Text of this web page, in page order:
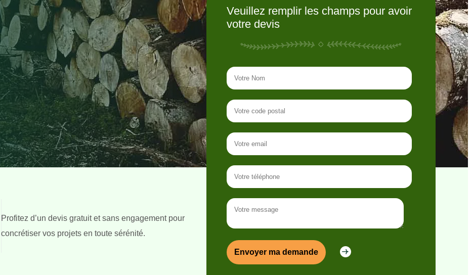
Profitez d’un devis gratuit et sans engagement pour
concrétiser vos projets en toute sérénité.
Veuillez remplir les champs pour avoir
votre devis